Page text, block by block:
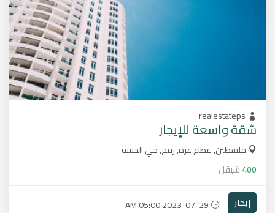
realestateps
شقة واسعة للإيجار
فلسطين, قطاع غزة, رفح, حي الجنينة
400شيقل
إيجار